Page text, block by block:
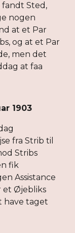
fandt Sted,
nogen
at et Par
og at et Par
men det
at faa
1903
fra Strib til
Stribs
fik
Assistance
et Øjebliks
have taget